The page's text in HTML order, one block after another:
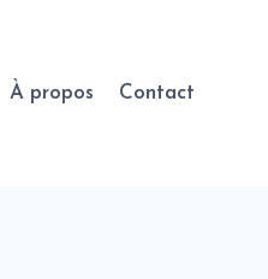
À propos Contact